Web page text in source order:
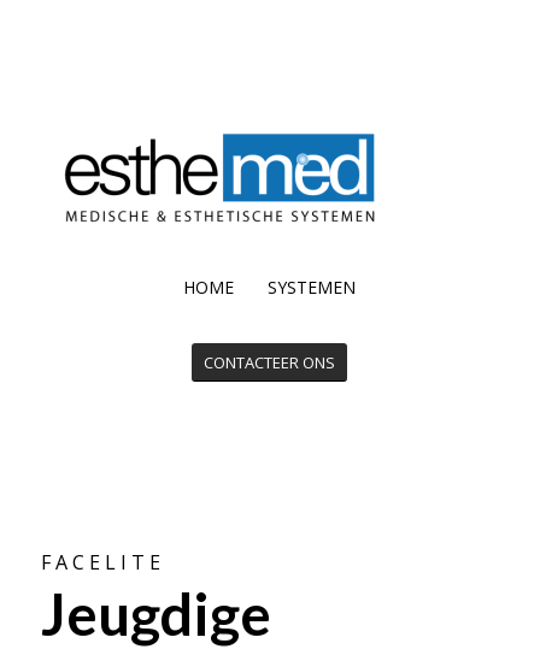
HOME SYSTEMEN
CONTACTEER ONS
F A C E L I T E
Jeugdige